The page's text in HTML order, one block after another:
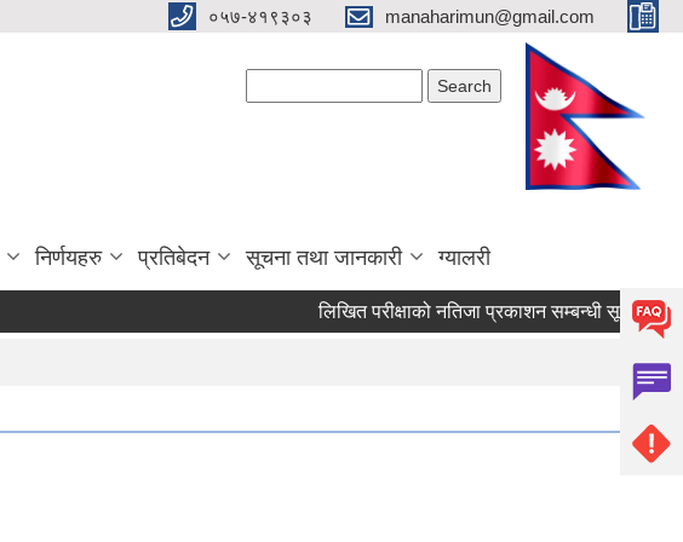
०५७-४१९३०३ manaharimun@gmail.com
निर्णयहरु प्रतिबेदन सूचना तथा जानकारी ग्यालरी
लिखित परीक्षाको नतिजा प्रकाशन सम्बन्धी सूचना ।